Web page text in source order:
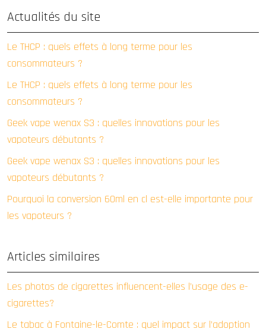
Actualités du site
Le THCP : quels effets à long terme pour les
consommateurs ?
Le THCP : quels effets à long terme pour les
consommateurs ?
Geek vape wenax S3 : quelles innovations pour les
vapoteurs débutants ?
Geek vape wenax S3 : quelles innovations pour les
vapoteurs débutants ?
Pourquoi la conversion 60ml en cl est-elle importante pour
les vapoteurs ?
Articles similaires
Les photos de cigarettes influencent-elles l’usage des e-
cigarettes?
Le tabac à Fontaine-le-Comte : quel impact sur l’adoption